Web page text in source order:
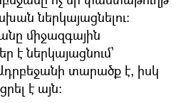
ներկայացնելու։
միջազգային
է ներկայացնում՝
տարածք է, իսկ
է այն։